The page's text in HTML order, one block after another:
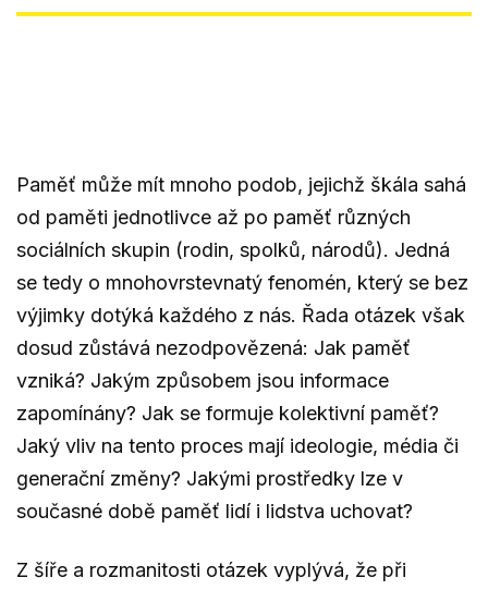
Paměť může mít mnoho podob, jejichž škála sahá
od paměti jednotlivce až po paměť různých
sociálních skupin (rodin, spolků, národů). Jedná
se tedy o mnohovrstevnatý fenomén, který se bez
výjimky dotýká každého z nás. Řada otázek však
dosud zůstává nezodpovězená: Jak paměť
vzniká? Jakým způsobem jsou informace
zapomínány? Jak se formuje kolektivní paměť?
Jaký vliv na tento proces mají ideologie, média či
generační změny? Jakými prostředky lze v
současné době paměť lidí i lidstva uchovat?
Z šíře a rozmanitosti otázek vyplývá, že při